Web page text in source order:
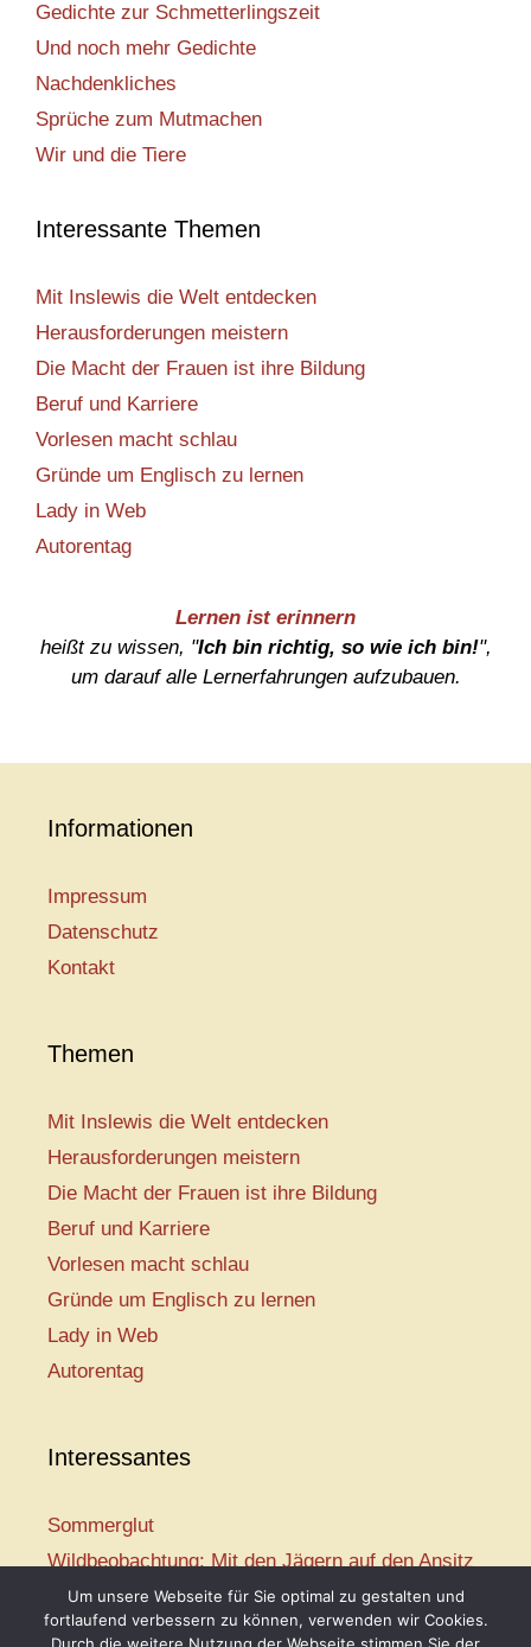
Gedichte zur Schmetterlingszeit
Und noch mehr Gedichte
Nachdenkliches
Sprüche zum Mutmachen
Wir und die Tiere
Interessante Themen
Mit Inslewis die Welt entdecken
Herausforderungen meistern
Die Macht der Frauen ist ihre Bildung
Beruf und Karriere
Vorlesen macht schlau
Gründe um Englisch zu lernen
Lady in Web
Autorentag
Lernen ist erinnern
heißt zu wissen, "Ich bin richtig, so wie ich bin!",
um darauf alle Lernerfahrungen aufzubauen.
Informationen
Impressum
Datenschutz
Kontakt
Themen
Mit Inslewis die Welt entdecken
Herausforderungen meistern
Die Macht der Frauen ist ihre Bildung
Beruf und Karriere
Vorlesen macht schlau
Gründe um Englisch zu lernen
Lady in Web
Autorentag
Interessantes
Sommerglut
Wildbeobachtung: Mit den Jägern auf den Ansitz
Mir ist so heiß
Mission: Rettungsschwimmer
Um unsere Webseite für Sie optimal zu gestalten und
fortlaufend verbessern zu können, verwenden wir Cookies.